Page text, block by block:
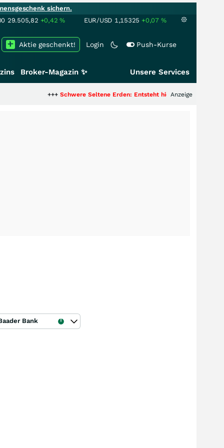
sichern.
29.505,82 +0,42% EUR/USD 1,15325 +0,07 %
Login Push-Kurse
Aktie geschenkt!
Broker-Magazin ✨ Unsere Services
Schwere Seltene Erden: Entsteht hier die nächste Milliardenstory?
Anzeige
Bank